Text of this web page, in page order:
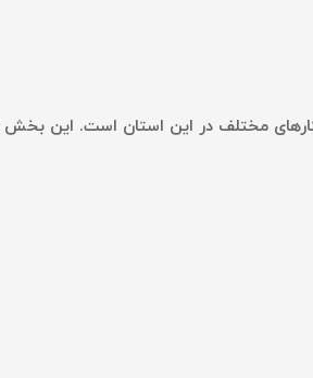
مختلف در این استان است. این